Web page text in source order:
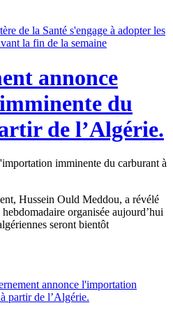
de la Santé s'engage à adopter les
la fin de la semaine
annonce
du
de l’Algérie.
Hussein Ould Meddou, a révélé
organisée aujourd’hui
seront bientôt
annonce l'importation
partir de l’Algérie.